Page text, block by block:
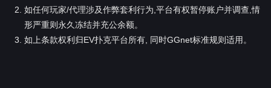
1月12日 20:30 APL 系列: ¥888 周日赏金赛 ¥888 ¥250,000
1月12日 20:30 APL 系列: ¥88 周日赏金赛
1月12日 21:00 APL 系列: ¥2,025 十二生肖羊豪客赛 ¥2,025 ¥500,000
如任何玩家/代理涉及作弊套利行为,平台有权暂停账户并调查,情
形严重则永久冻结并充公余额。
如上条款权利归EV扑克平台所有, 同时GGnet标准规则适用。